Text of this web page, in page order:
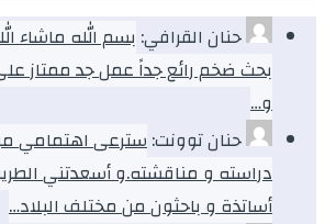
حنان القرافي: بسم الله ماشاء
بحث ضخم رائع جداً عمل جد ممتاز
و…
حنان توونت:سترعى اهتمامي
دراسته و مناقشته.و أسعدتني
أساتذة و باحثون من مختلف البلاد…